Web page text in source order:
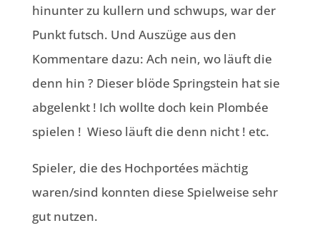
hinunter zu kullern und schwups, war der
Punkt futsch. Und Auszüge aus den
Kommentare dazu: Ach nein, wo läuft die
denn hin ? Dieser blöde Springstein hat sie
abgelenkt ! Ich wollte doch kein Plombée
spielen ! Wieso läuft die denn nicht ! etc.
Spieler, die des Hochportées mächtig
waren/sind konnten diese Spielweise sehr
gut nutzen.